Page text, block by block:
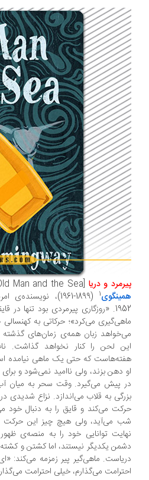
و دریا [The Old Man and the Sea]. داستانی از
1
(1899-1961)، نویسنده‌ی
می‌کرد»؛ حرکاتی به کهنسالی
زبان همه‌ی زمان‌های گذشته و
لحن را کنار نخواهد گذاشت. نام
که حتی یک ماهی نیامده است
دهن بزند، ولی ناامید نمی‌شود و برای بار
پیش می‌گیرد. وقت سحر به میان آب
به قلاب می‌اندازد. نزاع شدیدی
می‌کند و قایق را به دنبال خود
می‌آید، ولی هیچ چیز این حرکت را
توانایی خود را به منصه‌ی ظهور
یکدیگر نیستند، اما کشتن و کشته‌شدن
ماهی‌گیر پیر زمزمه می‌کند: «ای
می‌گذارم، خیلی احترامت می‌گذارم.